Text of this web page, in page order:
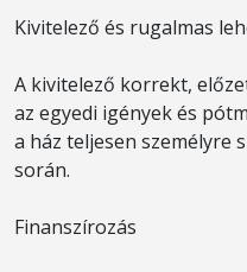
Kivitelező és rugalmas
A kivitelező korrekt,
az egyedi igények és
a ház teljesen személyre
során.
Finanszírozás